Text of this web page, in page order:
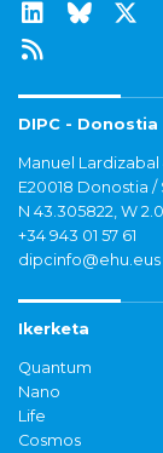
DIPC -
Manuel Lardizabal
E20018 Donostia /
N 43.305822, W
+34 943 01 57 61
dipcinfo@ehu.eus
Ikerketa
Quantum
Nano
Life
Cosmos